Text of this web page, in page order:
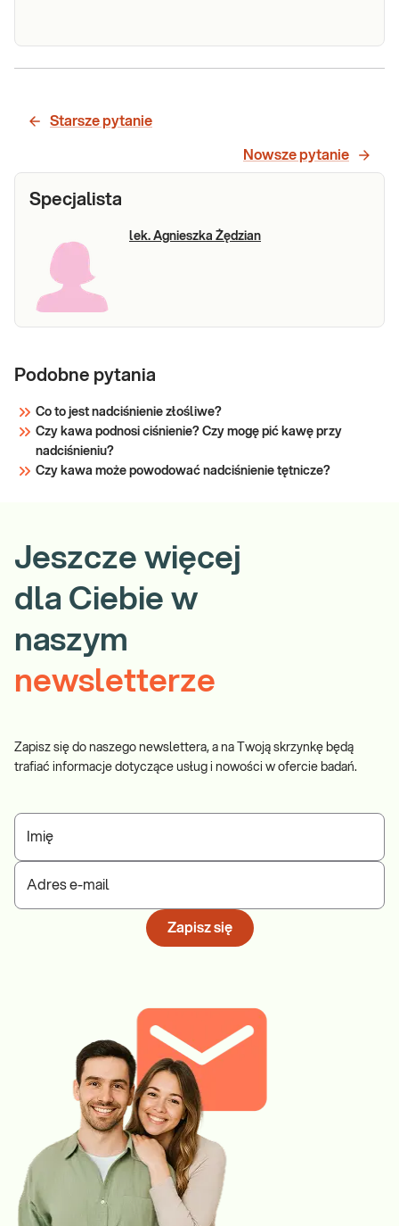
Lipidogram
HDL, nie-
Lipidogram - ilościowe badanie frakcji
&bdquo;Badanie cholesterolu&rdquo;. Badanie
cholesterolu wykonywane jest w diagnostyce
dyslipidemii oraz w ocenie ryzyka miaż
Starsze pytanie
Nowsze pytanie
Specjalista
lek. Agnieszka Żędzian
Podobne pytania
Co to jest nadciśnienie złośliwe?
Czy kawa podnosi ciśnienie? Czy mogę pić kawę przy
nadciśnieniu?
Czy kawa może powodować nadciśnienie tętnicze?
Jeszcze więcej
dla Ciebie w
naszym
newsletterze
Zapisz się do naszego newslettera, a na Twoją skrzynkę będą
trafiać informacje dotyczące usług i nowości w ofercie badań.
Imię
Adres e-mail
Zapisz się